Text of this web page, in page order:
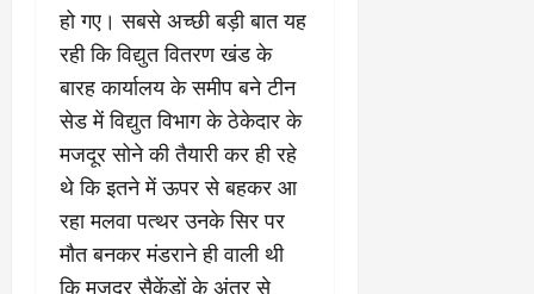
हो गए। सबसे अच्छी बड़ी बात यह
रही कि विद्युत वितरण खंड के
बारह कार्यालय के समीप बने टीन
सेड में विद्युत विभाग के ठेकेदार के
मजदूर सोने की तैयारी कर ही रहे
थे कि इतने में ऊपर से बहकर आ
रहा मलवा पत्थर उनके सिर पर
मौत बनकर मंडराने ही वाली थी
कि मजदूर सैकेंडों के अंतर से